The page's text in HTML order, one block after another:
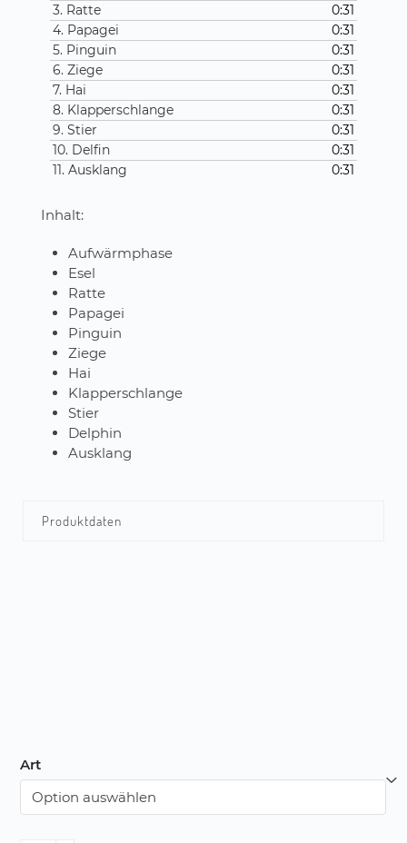
3. Ratte
0:31
4. Papagei
0:31
5. Pinguin
0:31
6. Ziege
0:31
7. Hai
0:31
8. Klapperschlange
0:31
9. Stier
0:31
10. Delfin
0:31
11. Ausklang
0:31
Inhalt:
Aufwärmphase
Esel
Ratte
Papagei
Pinguin
Ziege
Hai
Klapperschlange
Stier
Delphin
Ausklang
Produktdaten
Art